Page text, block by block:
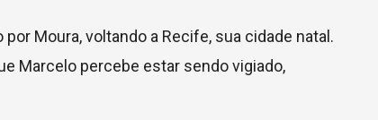
Moura, voltando a Recife, sua cidade natal.
Marcelo percebe estar sendo vigiado,